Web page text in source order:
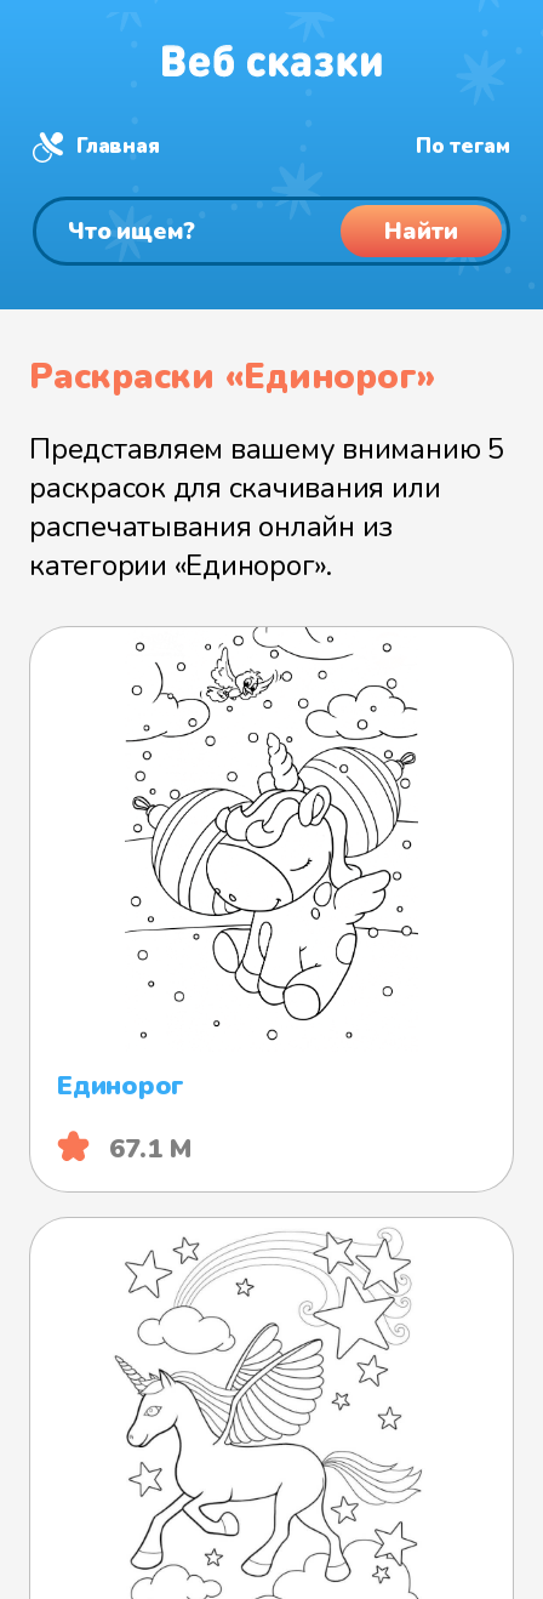
Главная По тегам
Найти
Раскраски «Единорог»
Представляем вашему вниманию 5
раскрасок для скачивания или
распечатывания онлайн из
категории «Единорог».
Единорог
67.1 М